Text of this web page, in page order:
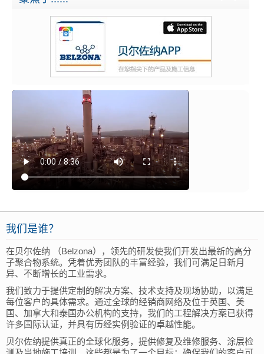
Download the app
Download the Belzona app
我们是谁？
在贝尔佐纳 （Belzona），领先的研发使我们开发出最新的高分
子聚合物系统。凭着优秀团队的丰富经验，我们可满足日新月
异、不断增长的工业需求。
我们致力于提供定制的解决方案、技术支持及现场协助，以满足
每位客户的具体需求。通过全球的经销商网络及位于英国、美
国、加拿大和泰国办公机构的支持，我们的工程解决方案已获得
许多国际认证，并具有历经实例验证的卓越性能。
贝尔佐纳提供真正的全球化服务，提供修复及维修服务、涂层检